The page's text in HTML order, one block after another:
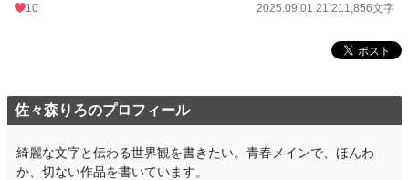
10 2025.09.01 21:211,856文字
佐々森りろのプロフィール
綺麗な文字と伝わる世界観を書きたい。青春メインで、ほんわ
か、切ない作品を書いています。